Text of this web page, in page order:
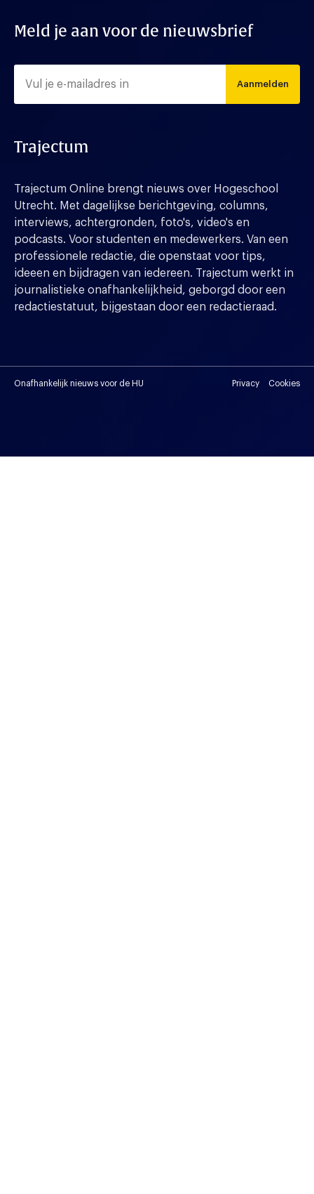
Meld je aan voor de nieuwsbrief
Aanmelden
Trajectum
Trajectum Online brengt nieuws over Hogeschool
Utrecht. Met dagelijkse berichtgeving, columns,
interviews, achtergronden, foto's, video's en
podcasts. Voor studenten en medewerkers. Van een
professionele redactie, die openstaat voor tips,
ideeen en bijdragen van iedereen. Trajectum werkt in
journalistieke onafhankelijkheid, geborgd door een
redactiestatuut, bijgestaan door een redactieraad.
Onafhankelijk nieuws voor de HU Privacy Cookies